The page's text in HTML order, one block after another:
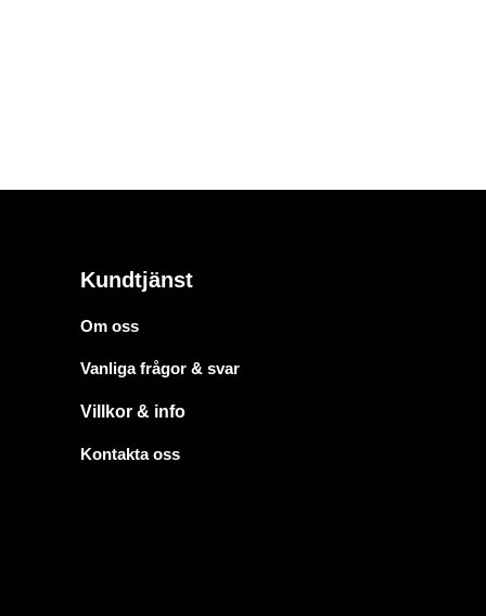
Kundtjänst
Om oss
Vanliga frågor & svar
Villkor & info
Kontakta oss